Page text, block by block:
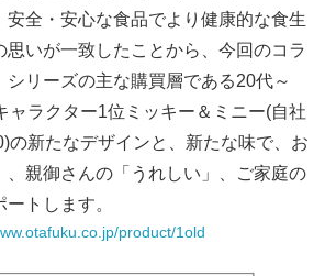
安全・安心な食品でより健康的な食生
思いが一致したことから、今回のコラ
シリーズの主な購買層である20代～
ャラクター1位ミッキー＆ミニー(自社
の新たなデザインと、新たな味で、お
、親御さんの「うれしい」、ご家庭の
ートします。
product/1old